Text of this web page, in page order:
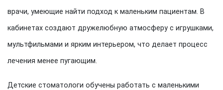
врачи, умеющие найти подход к маленьким пациентам. В
кабинетах создают дружелюбную атмосферу с игрушками,
мультфильмами и ярким интерьером, что делает процесс
лечения менее пугающим.
Детские стоматологи обучены работать с маленькими